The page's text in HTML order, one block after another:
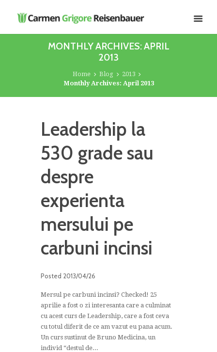
MONTHLY ARCHIVES: APRIL
2013
Home Blog
2013
Monthly Archives: April 2013
Leadership la
530 grade sau
despre
experienta
mersului pe
carbuni incinsi
Posted 2013/04/26
Mersul pe carbuni incinsi? Checked! 25
aprilie a fost o zi interesanta care a culminat
cu acest curs de Leadership, care a fost ceva
cu totul diferit de ce am vazut eu pana acum.
Un curs sustinut de Bruno Medicina, un
individ “destul de...